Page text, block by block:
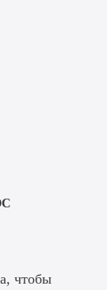
чтобы